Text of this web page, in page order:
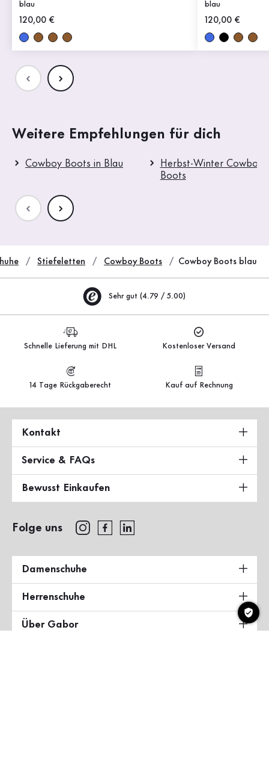
blau
Neuer Preis
120,00 €
blau
Neuer Preis
120,00 €
Weitere Empfehlungen für dich
Cowboy Boots in Blau
Herbst-Winter Cowboy
Boots
Stiefeletten Cowboy Boots Cowboy Boots blau
Sehr gut (4.79 / 5.00)
Schnelle Lieferung mit DHL Kostenloser Versand
14 Tage Rückgaberecht Kauf auf Rechnung
Kontakt
Service & FAQs
Bewusst Einkaufen
Folge uns
Damenschuhe
Herrenschuhe
Über Gabor